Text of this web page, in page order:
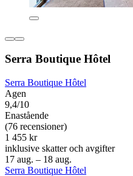
Serra Boutique Hôtel
Serra Boutique Hôtel
Agen
9,4/10
Enastående
(76 recensioner)
1 455 kr
inklusive skatter och avgifter
17 aug. – 18 aug.
Serra Boutique Hôtel